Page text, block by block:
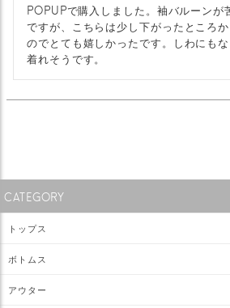
POPUPで購入しました。袖バルーンが
ですが、こちらは少し下がったところ
のでとても嬉しかったです。しわにも
着れそうです。
CATEGORY
トップス
ボトムス
アウター